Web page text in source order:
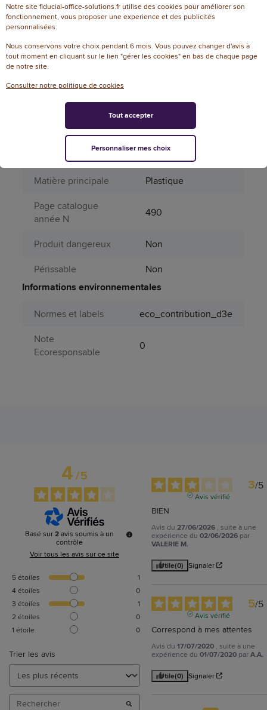
Garantie N+1
20
Attributs spécifiques
Aérosol
Catégorie du câble
Couleur (sauvegarde
PRO185)
Matière principale
Plastique
Page catalogue
année N
490
Produit dangereux
Non
Périssable
Non
Informations environnementales
Normes et labels
eco_contribution_d3e
Note
Ecoresponsable
0
4/5
Basé sur2 avis soumis à un
contrôle
Voir tous les avis sur ce site
5étoiles
1
4étoiles
0
3 étoiles
1
2 étoiles
0
1 étoile 0
Trier les avis
3/5
Avis vérifié
BIEN
Avis du27/06/2026 , suite à une
expérience du02/06/2026 par
VALERIE M.
Utile(0) Signaler
5/5
Avis vérifié
Correspond à mes attentes
Avis du17/07/2020 , suite à une
expérience du01/07/2020 parA.A.
Utile(0) Signaler
Notre site fiducial-office-solutions.fr utilise des cookies pour améliorer son
fonctionnement, vous proposer une experience et des publicités
personnalisées.
Nous conservons votre choix pendant 6 mois. Vous pouvez changer d'avis à
tout moment en cliquant sur le lien "gérer les cookies" en bas de chaque page
de notre site.
Consulter notre politique de cookies
Personnaliser mes choix
Tout accepter